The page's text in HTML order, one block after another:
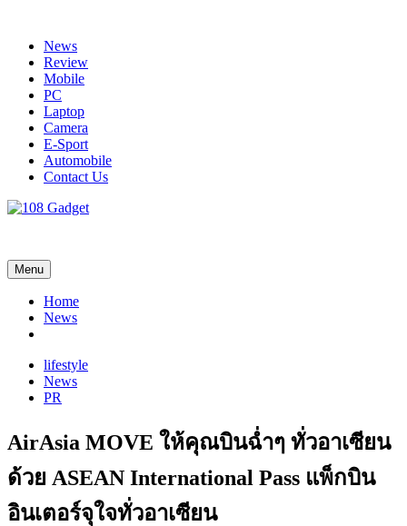
contentNews
Review
Mobile
PC
Laptop
Camera
E-Sport
Automobile
Contact Us
Menu
Home
News
lifestyle
News
PR
AirAsia MOVE ให้คุณบินฉ่ำๆ ทั่วอาเซียน
ด้วย ASEAN International Pass แพ็กบิน
อินเตอร์จุใจทั่วอาเซียน